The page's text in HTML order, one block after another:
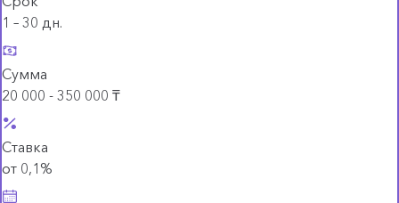
1 – 30 дн.
Сумма
20 000 - 350 000 ₸
Ставка
от 0,1%